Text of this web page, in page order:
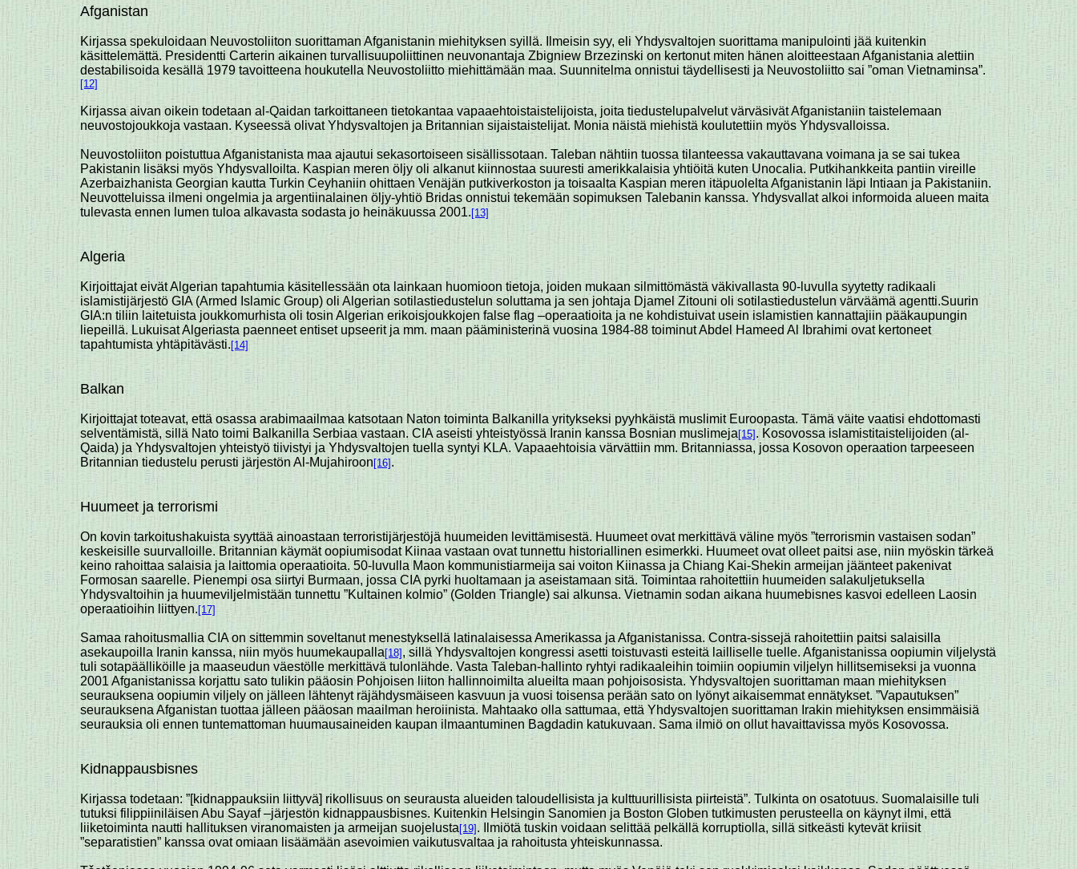
Afganistan
Kirjassa spekuloidaan Neuvostoliiton suorittaman Afganistanin miehityksen syillä. Ilmeisin syy, eli Yhdysvaltojen suorittama manipulointi jää kuitenkin
käsittelemättä. Presidentti Carterin aikainen turvallisuupoliittinen neuvonantaja Zbigniew Brzezinski on kertonut miten hänen aloitteestaan Afganistania alettiin
destabilisoida kesällä 1979 tavoitteena houkutella Neuvostoliitto miehittämään maa. Suunnitelma onnistui täydellisesti ja Neuvostoliitto sai ”oman Vietnaminsa”.
[12]
Kirjassa aivan oikein todetaan al-Qaidan tarkoittaneen tietokantaa vapaaehtoistaistelijoista, joita tiedustelupalvelut värväsivät Afganistaniin taistelemaan
neuvostojoukkoja vastaan. Kyseessä olivat Yhdysvaltojen ja Britannian sijaistaistelijat. Monia näistä miehistä koulutettiin myös Yhdysvalloissa.
Neuvostoliiton poistuttua Afganistanista maa ajautui sekasortoiseen sisällissotaan. Taleban nähtiin tuossa tilanteessa vakauttavana voimana ja se sai tukea
Pakistanin lisäksi myös Yhdysvalloilta. Kaspian meren öljy oli alkanut kiinnostaa suuresti amerikkalaisia yhtiöitä kuten Unocalia. Putkihankkeita pantiin vireille
Azerbaizhanista Georgian kautta Turkin Ceyhaniin ohittaen Venäjän putkiverkoston ja toisaalta Kaspian meren itäpuolelta Afganistanin läpi Intiaan ja Pakistaniin.
Neuvotteluissa ilmeni ongelmia ja argentiinalainen öljy-yhtiö Bridas onnistui tekemään sopimuksen Talebanin kanssa. Yhdysvallat alkoi informoida alueen maita
tulevasta ennen lumen tuloa alkavasta sodasta jo heinäkuussa 2001. [13]
Algeria
Kirjoittajat eivät Algerian tapahtumia käsitellessään ota lainkaan huomioon tietoja, joiden mukaan silmittömästä väkivallasta 90-luvulla syytetty radikaali
islamistijärjestö GIA (Armed Islamic Group) oli Algerian sotilastiedustelun soluttama ja sen johtaja Djamel Zitouni oli sotilastiedustelun värväämä agentti.Suurin
GIA:n tiliin laitetuista joukkomurhista oli tosin Algerian erikoisjoukkojen false flag –operaatioita ja ne kohdistuivat usein islamistien kannattajiin pääkaupungin
liepeillä. Lukuisat Algeriasta paenneet entiset upseerit ja mm. maan pääministerinä vuosina 1984-88 toiminut Abdel Hameed Al Ibrahimi ovat kertoneet
tapahtumista yhtäpitävästi. [14]
Balkan
Kirjoittajat toteavat, että osassa arabimaailmaa katsotaan Naton toiminta Balkanilla yritykseksi pyyhkäistä muslimit Euroopasta. Tämä väite vaatisi ehdottomasti
selventämistä, sillä Nato toimi Balkanilla Serbiaa vastaan. CIA aseisti yhteistyössä Iranin kanssa Bosnian muslimeja [15] . Kosovossa islamistitaistelijoiden (al-
Qaida) ja Yhdysvaltojen yhteistyö tiivistyi ja Yhdysvaltojen tuella syntyi KLA. Vapaaehtoisia värvättiin mm. Britanniassa, jossa Kosovon operaation tarpeeseen
Britannian tiedustelu perusti järjestön Al-Mujahiroon [16].
Huumeet ja terrorismi
On kovin tarkoitushakuista syyttää ainoastaan terroristijärjestöjä huumeiden levittämisestä. Huumeet ovat merkittävä väline myös ”terrorismin vastaisen sodan”
keskeisille suurvalloille. Britannian käymät oopiumisodat Kiinaa vastaan ovat tunnettu historiallinen esimerkki. Huumeet ovat olleet paitsi ase, niin myöskin tärkeä
keino rahoittaa salaisia ja laittomia operaatioita. 50-luvulla Maon kommunistiarmeija sai voiton Kiinassa ja Chiang Kai-Shekin armeijan jäänteet pakenivat
Formosan saarelle. Pienempi osa siirtyi Burmaan, jossa CIA pyrki huoltamaan ja aseistamaan sitä. Toimintaa rahoitettiin huumeiden salakuljetuksella
Yhdysvaltoihin ja huumeviljelmistään tunnettu ”Kultainen kolmio” (Golden Triangle) sai alkunsa. Vietnamin sodan aikana huumebisnes kasvoi edelleen Laosin
operaatioihin liittyen. [17]
Samaa rahoitusmallia CIA on sittemmin soveltanut menestyksellä latinalaisessa Amerikassa ja Afganistanissa. Contra-sissejä rahoitettiin paitsi salaisilla
asekaupoilla Iranin kanssa, niin myös huumekaupalla [18] , sillä Yhdysvaltojen kongressi asetti toistuvasti esteitä lailliselle tuelle. Afganistanissa oopiumin viljelystä
tuli sotapäälliköille ja maaseudun väestölle merkittävä tulonlähde. Vasta Taleban-hallinto ryhtyi radikaaleihin toimiin oopiumin viljelyn hillitsemiseksi ja vuonna
2001 Afganistanissa korjattu sato tulikin pääosin Pohjoisen liiton hallinnoimilta alueilta maan pohjoisosista. Yhdysvaltojen suorittaman maan miehityksen
seurauksena oopiumin viljely on jälleen lähtenyt räjähdysmäiseen kasvuun ja vuosi toisensa perään sato on lyönyt aikaisemmat ennätykset. ”Vapautuksen”
seurauksena Afganistan tuottaa jälleen pääosan maailman heroiinista. Mahtaako olla sattumaa, että Yhdysvaltojen suorittaman Irakin miehityksen ensimmäisiä
seurauksia oli ennen tuntemattoman huumausaineiden kaupan ilmaantuminen Bagdadin katukuvaan. Sama ilmiö on ollut havaittavissa myös Kosovossa.
Kidnappausbisnes
Kirjassa todetaan: ”[kidnappauksiin liittyvä] rikollisuus on seurausta alueiden taloudellisista ja kulttuurillisista piirteistä”. Tulkinta on osatotuus. Suomalaisille tuli
tutuksi filippiiniläisen Abu Sayaf –järjestön kidnappausbisnes. Kuitenkin Helsingin Sanomien ja Boston Globen tutkimusten perusteella on käynyt ilmi, että
liiketoiminta nautti hallituksen viranomaisten ja armeijan suojelusta [19] . Ilmiötä tuskin voidaan selittää pelkällä korruptiolla, sillä sitkeästi kytevät kriisit
”separatistien” kanssa ovat omiaan lisäämään asevoimien vaikutusvaltaa ja rahoitusta yhteiskunnassa.